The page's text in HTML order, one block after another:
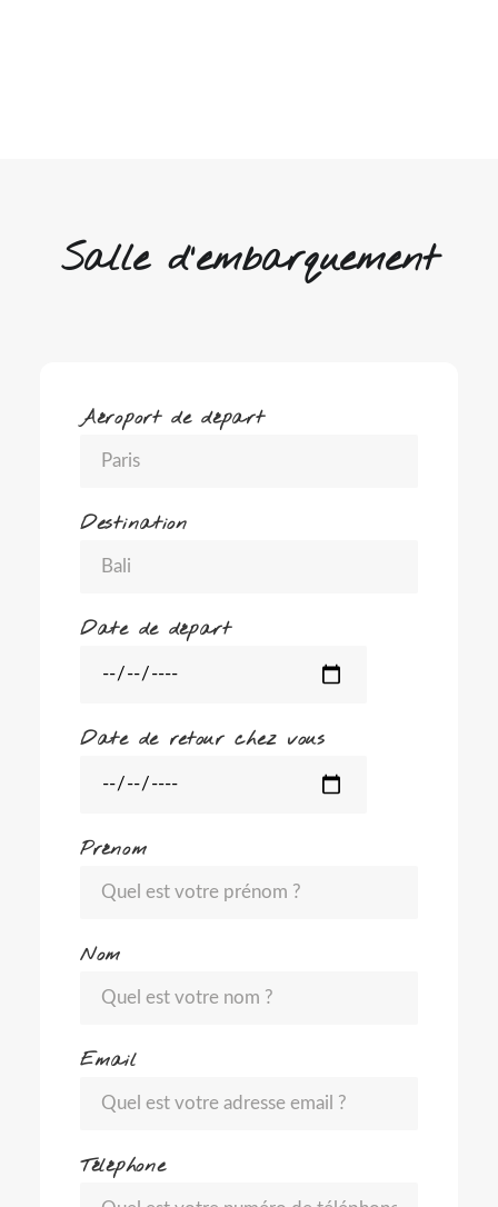
Salle d'embarquement
Aéroport de départ
Destination
Date de départ
Date de retour chez vous
Prénom
Nom
Email
Téléphone